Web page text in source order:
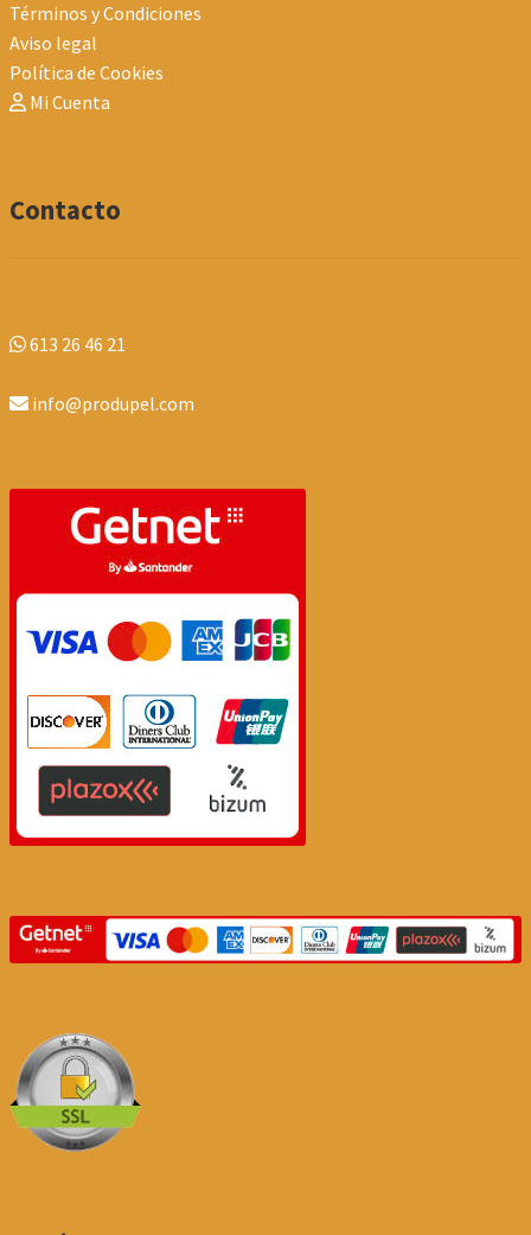
Términos y Condiciones
Aviso legal
Política de Cookies
Mi Cuenta
Contacto
613 26 46 21
info@produpel.com